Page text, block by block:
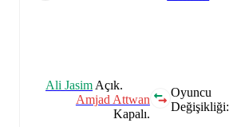
Oyuncu
Değişikliği:
Ali Jasim Açık.
Amjad Attwan
Kapalı.